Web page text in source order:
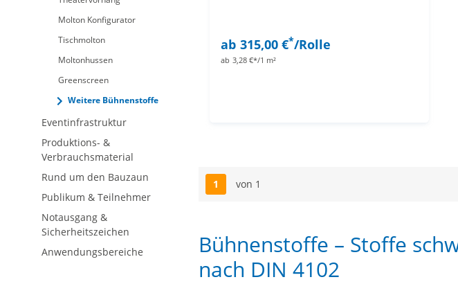
Molton Konfigurator
Tischmolton
Moltonhussen
Greenscreen
Weitere Bühnenstoffe
Eventinfrastruktur
Produktions- &
Verbrauchsmaterial
Rund um den Bauzaun
Publikum & Teilnehmer
Notausgang &
Sicherheitszeichen
Anwendungsbereiche
ab 315,00 €*/Rolle
ab 3,28 €*/1 m²
Seite
1 von 1
Bühnenstoffe – Stoffe
nach DIN 4102